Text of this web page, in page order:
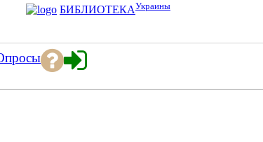
БИБЛИОТЕКАУкраины